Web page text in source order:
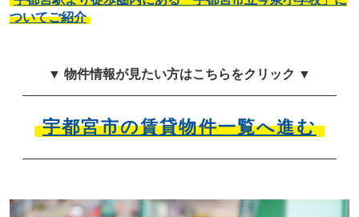
ついてご紹介
▼ 物件情報が見たい方はこちらをクリック ▼
宇都宮市の賃貸物件一覧へ進む